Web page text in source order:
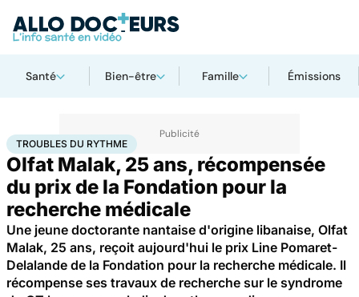
Santé Bien-être Famille Émissions
AccueilSantéMaladiesTroubles du rythme
TROUBLES DU RYTHME
Olfat Malak, 25 ans, récompensée
du prix de la Fondation pour la
recherche médicale
Une jeune doctorante nantaise d'origine libanaise, Olfat
Malak, 25 ans, reçoit aujourd'hui le prix Line Pomaret-
Delalande de la Fondation pour la recherche médicale. Il
récompense ses travaux de recherche sur le syndrome